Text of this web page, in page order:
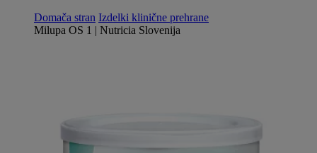
Domača stran Izdelki klinične prehrane
Milupa OS 1 | Nutricia Slovenija